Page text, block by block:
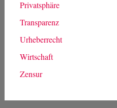
Privatsphäre
Transparenz
Urheberrecht
Wirtschaft
Zensur